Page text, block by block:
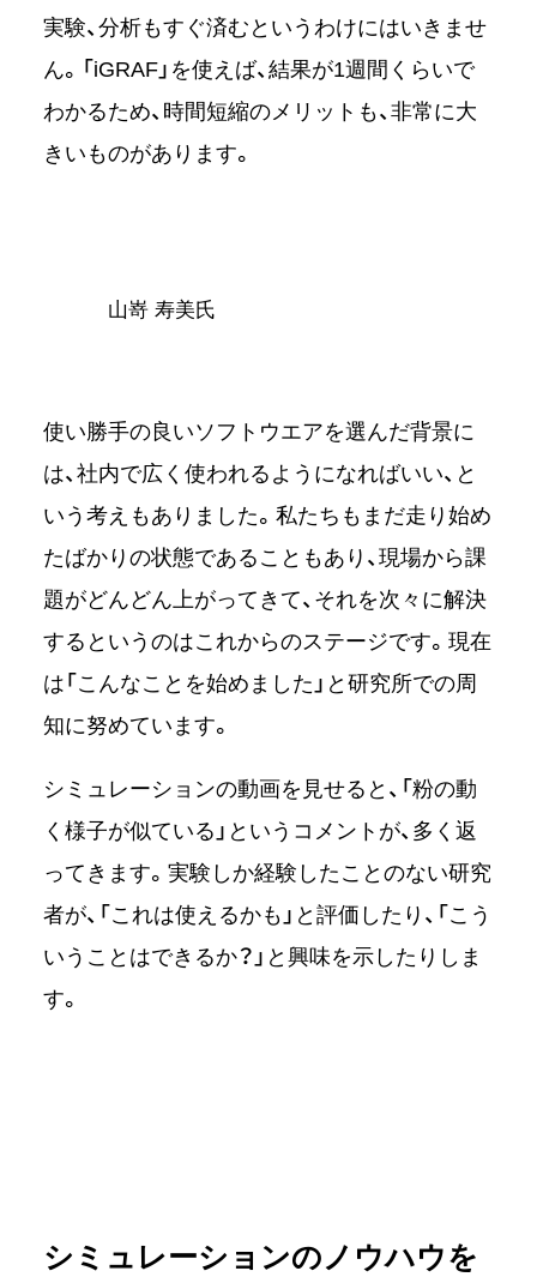
実験、分析もすぐ済むというわけにはいきませ
ん。「iGRAF」を使えば、結果が1週間くらいで
わかるため、時間短縮のメリットも、非常に大
きいものがあります。
⼭嵜 寿美氏
使い勝手の良いソフトウエアを選んだ背景に
は、社内で広く使われるようになればいい、と
いう考えもありました。私たちもまだ走り始め
たばかりの状態であることもあり、現場から課
題がどんどん上がってきて、それを次々に解決
するというのはこれからのステージです。現在
は「こんなことを始めました」と研究所での周
知に努めています。
シミュレーションの動画を見せると、「粉の動
く様子が似ている」というコメントが、多く返
ってきます。実験しか経験したことのない研究
者が、「これは使えるかも」と評価したり、「こう
いうことはできるか？」と興味を示したりしま
す。
シミュレーションのノウハウを